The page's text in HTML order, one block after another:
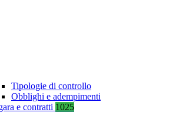
Tipologie di controllo
Obblighi e adempimenti
e contratti 1025